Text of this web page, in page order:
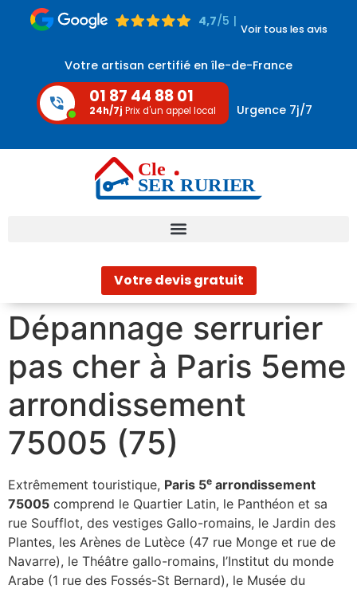
4,7/5 |
Voir tous les avis
Votre artisan certifié en île-de-France
01 87 44 88 01
24h/7j Prix d'un appel local Urgence 7j/7
Votre devis gratuit
Dépannage serrurier
pas cher à Paris 5eme
arrondissement
75005 (75)
Extrêmement touristique, Paris 5e arrondissement
75005 comprend le Quartier Latin, le Panthéon et sa
rue Soufflot, des vestiges Gallo-romains, le Jardin des
Plantes, les Arènes de Lutèce (47 rue Monge et rue de
Navarre), le Théâtre gallo-romains, l’Institut du monde
Arabe (1 rue des Fossés-St Bernard), le Musée du